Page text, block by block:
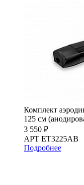
Комплект
125 см
3 550 ₽
АРТ ET3225AB
Подробнее